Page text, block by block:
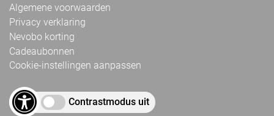
Algemene voorwaarden
Privacy verklaring
Nevobo korting
Cadeaubonnen
Cookie-instellingen aanpassen
Contrastmodus uit